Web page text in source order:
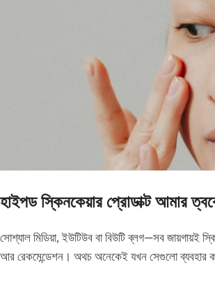
হাইপড স্কিনকেয়ার প্রোডাক্ট আমার
সোশ্যাল মিডিয়া, ইউটিউব বা বিউটি ব্লগ—সব জায়গায়ই
আর রেকমেন্ডেশন। অথচ অনেকেই যখন সেগুলো ব্যবহার